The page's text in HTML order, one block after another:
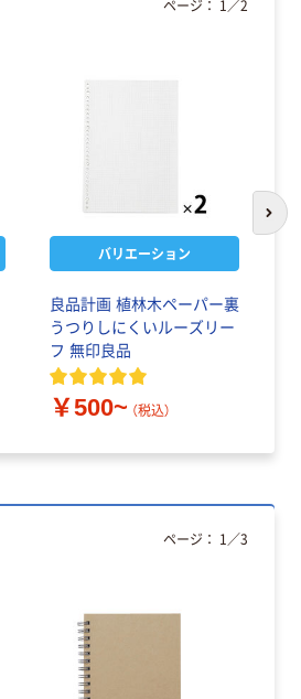
バリエーション
良品計画 植林木ペーパー裏
うつりしにくいルーズリー
フ 無印良品
￥500~ （税込）
ページ： 1 ／2
次
ページ： 1 ／3